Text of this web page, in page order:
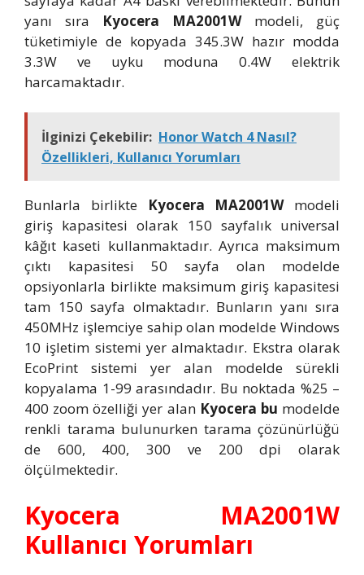
yanı sıra Kyocera MA2001Wmodeli, güç
tüketimiyle de kopyada 345.3W hazır modda
3.3W ve uyku moduna 0.4W elektrik
harcamaktadır.
İlginizi Çekebilir: Honor Watch 4 Nasıl?
Özellikleri, Kullanıcı Yorumları
Bunlarla birlikte Kyocera MA2001Wmodeli
giriş kapasitesi olarak 150 sayfalık universal
kâğıt kaseti kullanmaktadır. Ayrıca maksimum
çıktı kapasitesi 50 sayfa olan modelde
opsiyonlarla birlikte maksimum giriş kapasitesi
tam 150 sayfa olmaktadır. Bunların yanı sıra
450MHz işlemciye sahip olan modelde Windows
10 işletim sistemi yer almaktadır. Ekstra olarak
EcoPrint sistemi yer alan modelde sürekli
kopyalama 1-99 arasındadır. Bu noktada %25 –
400 zoom özelliği yer alan Kyocera bu modelde
renkli tarama bulunurken tarama çözünürlüğü
de 600, 400, 300 ve 200 dpi olarak
ölçülmektedir.
Kyocera MA2001W
Kullanıcı Yorumları